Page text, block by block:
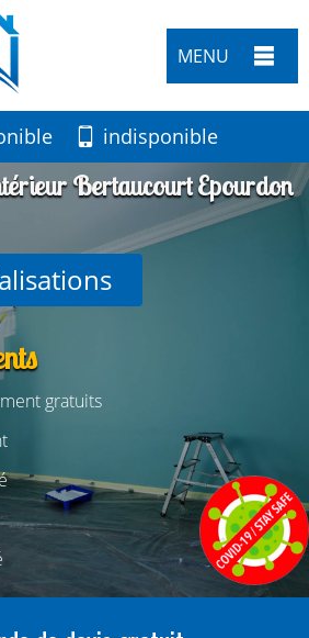
MENU
indisponible
Bertaucourt Epourdon
gratuits